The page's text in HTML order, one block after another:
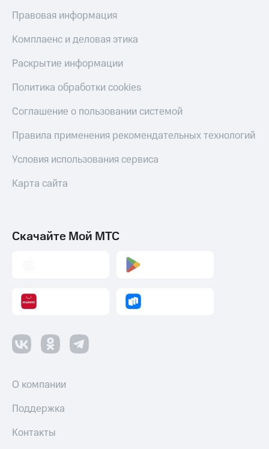
Правовая информация
Комплаенс и деловая этика
Раскрытие информации
Политика обработки cookies
Соглашение о пользовании системой
Правила применения рекомендательных технологий
Условия использования сервиса
Карта сайта
Скачайте Мой МТС
О компании
Поддержка
Контакты